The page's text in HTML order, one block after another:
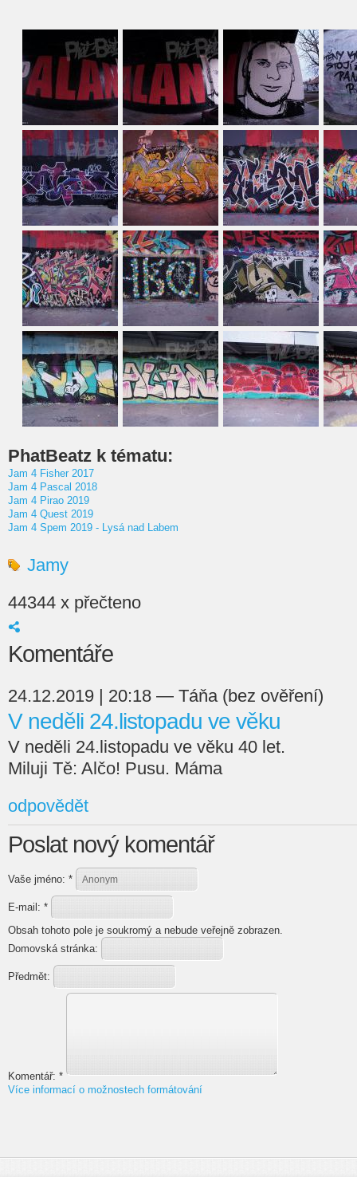
PhatBeatz k tématu:
Jam 4 Fisher 2017
Jam 4 Pascal 2018
Jam 4 Pirao 2019
Jam 4 Quest 2019
Jam 4 Spem 2019 - Lysá nad Labem
Jamy
44344 x přečteno
Komentáře
24.12.2019 | 20:18 — Táňa (bez ověření)
V neděli 24.listopadu ve věku
V neděli 24.listopadu ve věku 40 let.
Miluji Tě: Alčo! Pusu. Máma
odpovědět
Poslat nový komentář
Vaše jméno: *
E-mail: *
Obsah tohoto pole je soukromý a nebude veřejně zobrazen.
Domovská stránka:
Předmět:
Komentář: *
Více informací o možnostech formátování